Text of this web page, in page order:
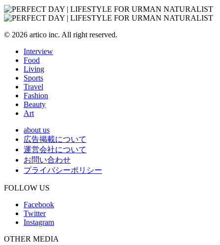
© 2026 artico inc. All right reserved.
Interview
Food
Living
Sports
Travel
Fashion
Beauty
Art
about us
広告掲載について
運営会社について
お問い合わせ
プライバシーポリシー
FOLLOW US
Facebook
Twitter
Instagram
OTHER MEDIA